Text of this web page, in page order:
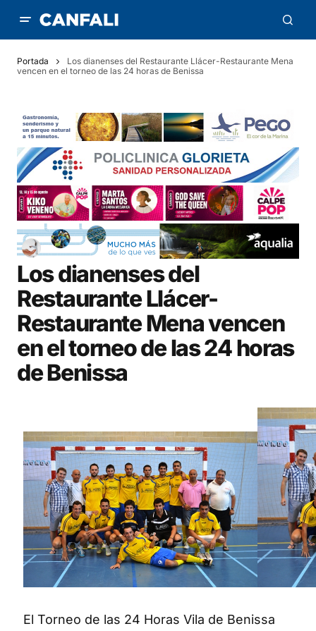
Portada
Los dianenses del Restaurante Llácer-Restaurante Mena
vencen en el torneo de las 24 horas de Benissa
Los dianenses del
Restaurante Llácer-
Restaurante Mena vencen
en el torneo de las 24 horas
de Benissa
El Torneo de las 24 Horas Vila de Benissa